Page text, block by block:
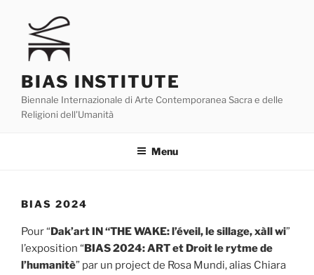
content
BIAS INSTITUTE
Biennale Internazionale di Arte Contemporanea Sacra e delle
Religioni dell'Umanità
Menu
BIAS 2024
Pour “Dak’art IN “THE WAKE: l’éveil, le sillage, xàll wi”
l’exposition “BIAS 2024: ART et Droit le rytme de
l’humanitè” par un project de Rosa Mundi, alias Chiara